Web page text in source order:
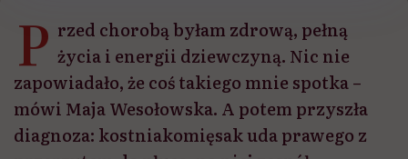
P rzed chorobą byłam zdrową, pełną
życia i energii dziewczyną. Nic nie
zapowiadało, że coś takiego mnie spotka –
mówi Maja Wesołowska. A potem przyszła
diagnoza: kostniakomięsak uda prawego z